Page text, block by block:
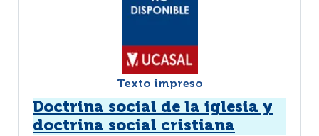
Texto impreso
Doctrina social de la iglesia y
doctrina social cristiana